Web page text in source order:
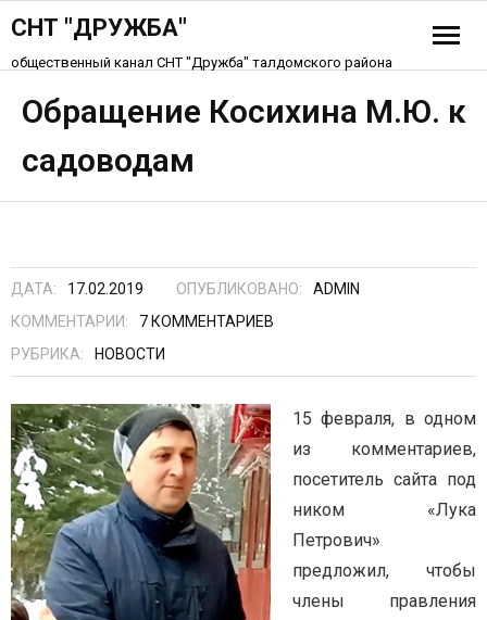
СНТ "ДРУЖБА"
общественный канал СНТ "Дружба" талдомского района
История СНТ
Схема СНТ «Дружба»
Устав СНТ
Обращение Косихина М.Ю. к
садоводам
ДАТА: 17.02.2019 ОПУБЛИКОВАНО:
ADMIN
КОММЕНТАРИИ:
7 КОММЕНТАРИЕВ
РУБРИКА:
НОВОСТИ
15 февраля, в одном
из комментариев,
посетитель сайта под
ником «Лука
Петрович»
предложил, чтобы
члены правления